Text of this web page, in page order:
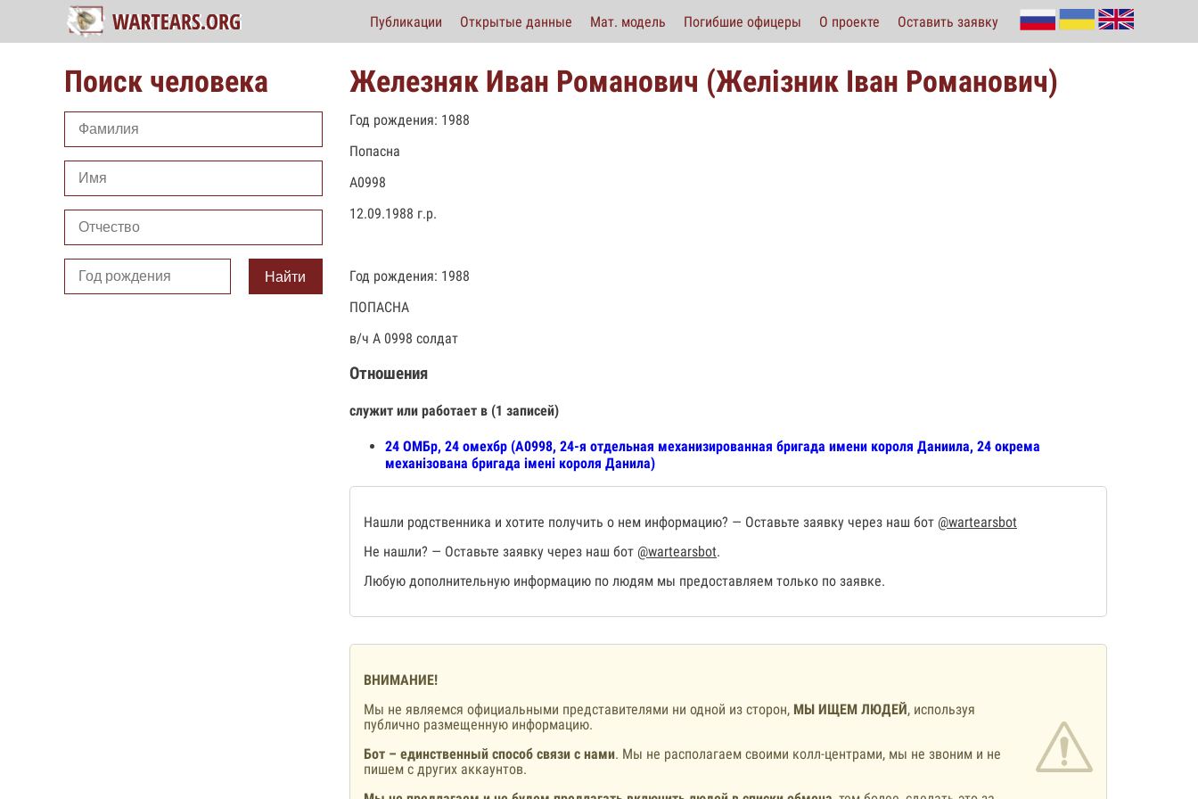
Публикации Открытые данные Мат. модель Погибшие офицеры О проекте Оставить заявку
Поиск человека
Найти
Железняк Иван Романович (Желізник Іван Романович)
Год рождения: 1988
Попасна
А0998
12.09.1988 г.р.
Год рождения: 1988
ПОПАСНА
в/ч А 0998 солдат
Отношения
служит или работает в (1 записей)
24 ОМБр, 24 омехбр (А0998, 24-я отдельная механизированная бригада имени короля Даниила, 24 окрема
механізована бригада імені короля Данила)
Нашли родственника и хотите получить о нем информацию? — Оставьте заявку через наш бот @wartearsbot
Не нашли? — Оставьте заявку через наш бот @wartearsbot.
Любую дополнительную информацию по людям мы предоставляем только по заявке.
ВНИМАНИЕ!
Мы не являемся официальными представителями ни одной из сторон, МЫ ИЩЕМ ЛЮДЕЙ, используя
публично размещенную информацию.
Бот – единственный способ связи с нами. Мы не располагаем своими колл-центрами, мы не звоним и не
пишем с других аккаунтов.